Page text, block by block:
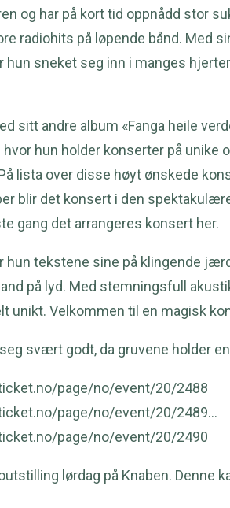
og har på kort tid oppnådd stor
radiohits på løpende bånd. Med
hun sneket seg inn i manges
sitt andre album «Fanga heile
hvor hun holder konserter på
lista over disse høyt ønskede
blir det konsert i den
gang det arrangeres konsert her.
tekstene sine på klingende
på lyd. Med stemningsfull
unikt. Velkommen til en magisk
svært godt, da gruvene holder
page/no/event/20/2488
page/no/event/20/2489…
page/no/event/20/2490
lørdag på Knaben. Denne